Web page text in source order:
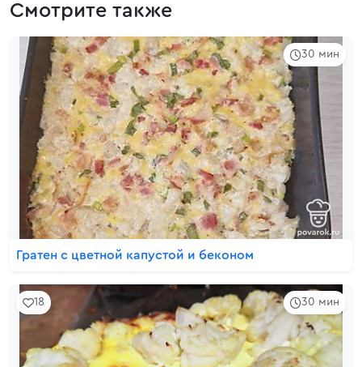
Смотрите также
30 мин
Гратен с цветной капустой и беконом
30 мин
18